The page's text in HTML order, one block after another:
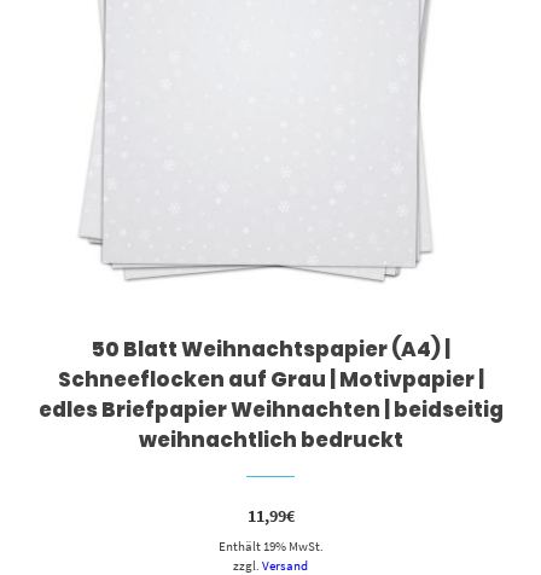
50 Blatt Weihnachtspapier (A4) |
Schneeflocken auf Grau | Motivpapier |
edles Briefpapier Weihnachten | beidseitig
weihnachtlich bedruckt
11,99€
Enthält 19% MwSt.
zzgl. Versand